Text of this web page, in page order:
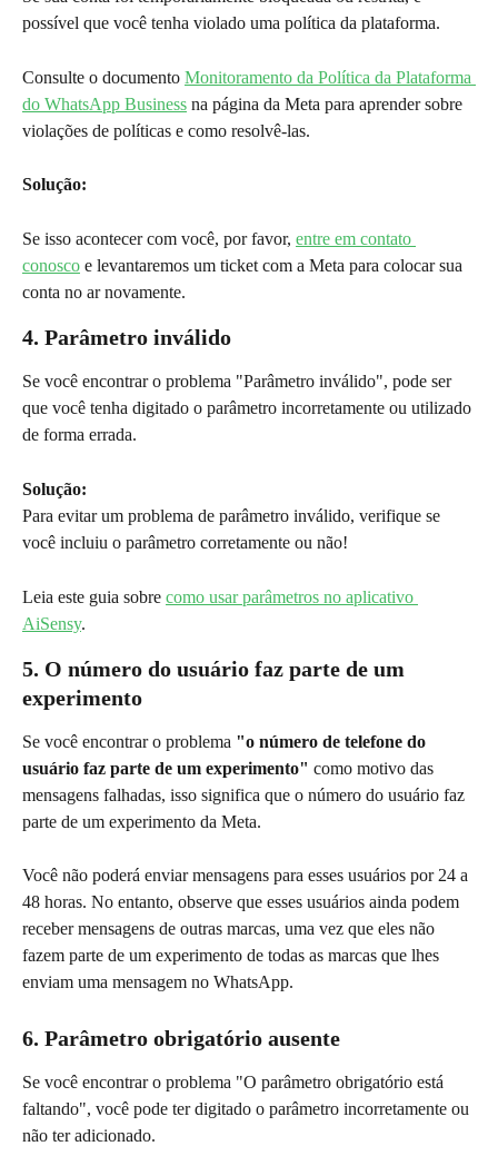
possível que você tenha violado uma política da plataforma.
Consulte o documento Monitoramento da Política da Plataforma
do WhatsApp Business na página da Meta para aprender sobre
violações de políticas e como resolvê-las.
Solução:
Se isso acontecer com você, por favor, entre em contato
conosco e levantaremos um ticket com a Meta para colocar sua
conta no ar novamente.
4. Parâmetro inválido
Se você encontrar o problema "Parâmetro inválido", pode ser
que você tenha digitado o parâmetro incorretamente ou utilizado
de forma errada.
Solução:
Para evitar um problema de parâmetro inválido, verifique se
você incluiu o parâmetro corretamente ou não!
Leia este guia sobre como usar parâmetros no aplicativo
AiSensy.
5. O número do usuário faz parte de um
experimento
Se você encontrar o problema "o número de telefone do
usuário faz parte de um experimento" como motivo das
mensagens falhadas, isso significa que o número do usuário faz
parte de um experimento da Meta.
Você não poderá enviar mensagens para esses usuários por 24 a
48 horas. No entanto, observe que esses usuários ainda podem
receber mensagens de outras marcas, uma vez que eles não
fazem parte de um experimento de todas as marcas que lhes
enviam uma mensagem no WhatsApp.
6. Parâmetro obrigatório ausente
Se você encontrar o problema "O parâmetro obrigatório está
faltando", você pode ter digitado o parâmetro incorretamente ou
não ter adicionado.